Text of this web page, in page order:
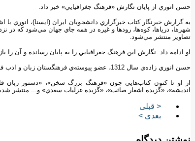
حسن انوري از پايان نگارش «فرهنگ جغرافيايي» خبر داد.
به گزارش خبرنگار كتاب خبرگزاري دانشجويان ايران (ايسنا)،
تصاوير منتشر مي‌شود.
او ادامه داد: نگارش اين فرهنگ جغرافيايي را به پايان رسانده‌ و آن
حسن انوري زاده‌ي سال 1312، عضو پيوسته‌ي فرهنگستان زبان و ادب فارسي است.
از او تا كنون كتاب‌هايي چون «فرهنگ بزرگ سخن»، «دستور
انديشه»، «گزيده اشعار صائب»، «گزيده غزليات سعدي» و... منتشر
< قبلی
بعدی >